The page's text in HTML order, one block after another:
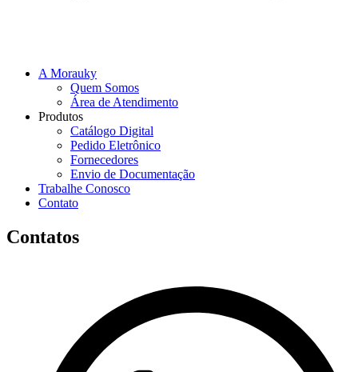
A Morauky
Quem Somos
Área de Atendimento
Produtos
Catálogo Digital
Pedido Eletrônico
Fornecedores
Envio de Documentação
Trabalhe Conosco
Contato
Contatos